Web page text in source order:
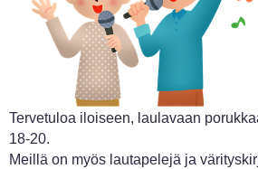
Tervetuloa iloiseen, laulavaan
18-20.
Meillä on myös lautapelejä ja